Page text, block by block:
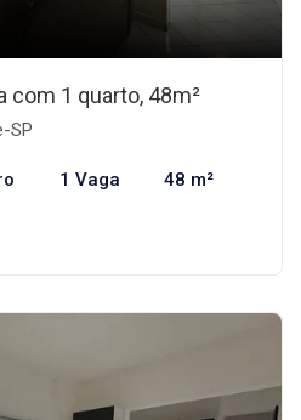
com 1 quarto, 48m²
SP
1 Vaga 48 m²